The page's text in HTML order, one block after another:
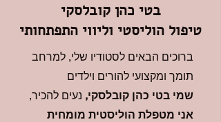
בטי כהן קובלסקי
טיפול הוליסטי וליווי התפתחותי
ברוכים הבאים לסטודיו שלי, למרחב
תומך ומקצועי להורים וילדים
שמי בטי כהן קובלסקי, נעים להכיר,
אני מטפלת הוליסטית מומחית